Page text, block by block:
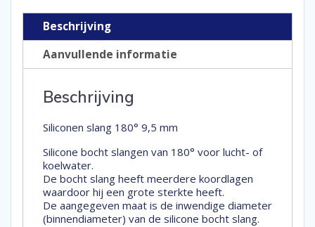
Beschrijving
Aanvullende informatie
Beschrijving
Siliconen slang 180° 9,5 mm
Silicone bocht slangen van 180° voor lucht- of
koelwater.
De bocht slang heeft meerdere koordlagen
waardoor hij een grote sterkte heeft.
De aangegeven maat is de inwendige diameter
(binnendiameter) van de silicone bocht slang.